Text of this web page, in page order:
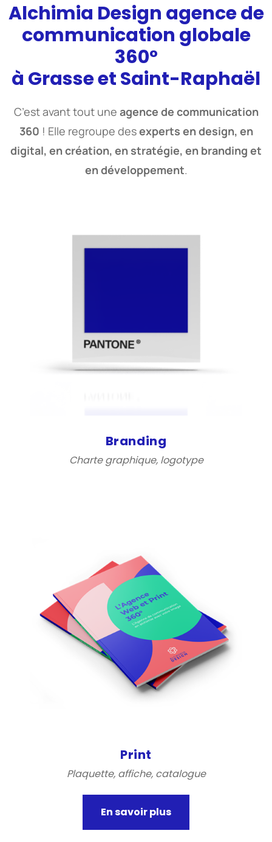
Alchimia Design agence de
communication globale
360°
à Grasse et Saint-Raphaël
C’est avant tout une agence de communication
360 ! Elle regroupe desexperts en design, en
digital, en création, en stratégie, en branding et
en développement.
Branding
Charte graphique, logotype
Print
Plaquette, affiche, catalogue
En savoir plus